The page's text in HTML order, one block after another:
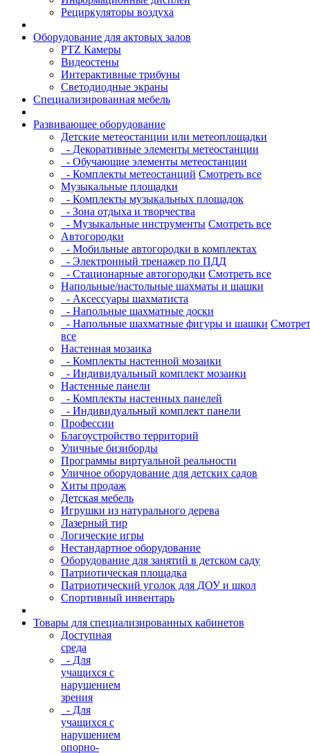
Рециркуляторы воздуха
Оборудование для актовых залов
PTZ Камеры
Видеостены
Интерактивные трибуны
Светодиодные экраны
Специализированная мебель
Развивающее оборудование
Детские метеостанции или метеоплощадки
- Декоративные элементы метеостанции
- Обучающие элементы метеостанции
- Комплекты метеостанций Смотреть все
Музыкальные площадки
- Комплекты музыкальных площадок
- Зона отдыха и творчества
- Музыкальные инструменты Смотреть все
Автогородки
- Мобильные автогородки в комплектах
- Электронный тренажер по ПДД
- Стационарные автогородки Смотреть все
Напольные/настольные шахматы и шашки
- Аксессуары шахматиста
- Напольные шахматные доски
- Напольные шахматные фигуры и шашки
все
Настенная мозаика
- Комплекты настенной мозаики
- Индивидуальный комплект мозаики
Настенные панели
- Комплекты настенных панелей
- Индивидуальный комплект панели
Профессии
Благоустройство территорий
Уличные бизиборды
Программы виртуальной реальности
Уличное оборудование для детских садов
Хиты продаж
Детская мебель
Игрушки из натурального дерева
Лазерный тир
Логические игры
Нестандартное оборудование
Оборудование для занятий в детском саду
Патриотическая площадка
Патриотический уголок для ДОУ и школ
Спортивный инвентарь
Товары для специализированных кабинетов
Доступная
среда
- Для
учащихся с
нарушением
зрения
- Для
учащихся с
нарушением
опорно-